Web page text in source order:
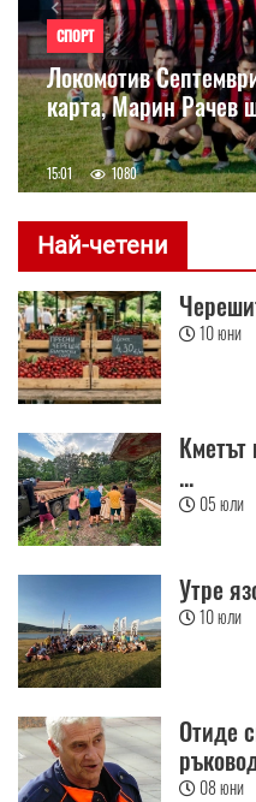
СПОРТ
Локомотив
карта, Марин Рачев
15:01 1080
Previous
Най-четени
10 юни
...
05 юли
Утре
10 юли
Отиде
08 юни